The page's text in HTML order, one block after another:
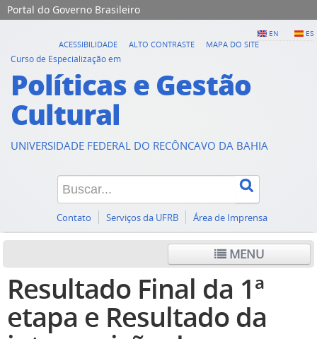
Portal do Governo Brasileiro
EN ES
ACESSIBILIDADE ALTO CONTRASTE
MAPA DO SITE
Curso de Especialização em
Políticas e Gestão
Cultural
UNIVERSIDADE FEDERAL DO RECÔNCAVO DA BAHIA
Contato Serviços da UFRB Área de Imprensa
MENU
Resultado Final da 1ª
etapa e Resultado da